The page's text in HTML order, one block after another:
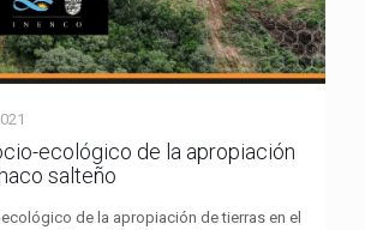
ecológico de la apropiación
salteño
de la apropiación de tierras en el